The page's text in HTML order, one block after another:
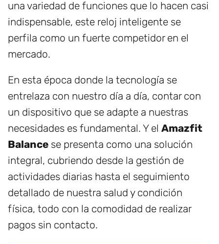
una variedad de funciones que lo hacen casi
indispensable, este reloj inteligente se
perfila como un fuerte competidor en el
mercado.
En esta época donde la tecnología se
entrelaza con nuestro día a día, contar con
un dispositivo que se adapte a nuestras
necesidades es fundamental. Y el Amazfit
Balance se presenta como una solución
integral, cubriendo desde la gestión de
actividades diarias hasta el seguimiento
detallado de nuestra salud y condición
física, todo con la comodidad de realizar
pagos sin contacto.